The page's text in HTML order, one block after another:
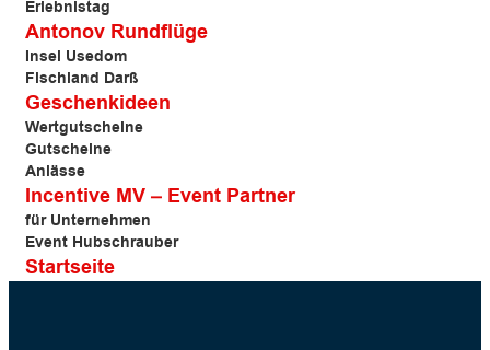
Erlebnistag
Antonov Rundflüge
Insel Usedom
Fischland Darß
Geschenkideen
Wertgutscheine
Gutscheine
Anlässe
Incentive MV – Event Partner
für Unternehmen
Event Hubschrauber
Startseite